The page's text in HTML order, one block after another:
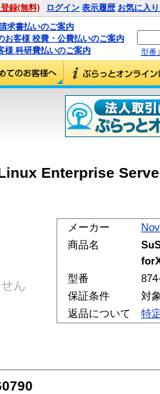
録(無料) ログイン 表示履歴 お気に入
求書払いのご案内
お客様 校費・公費払いのご案内
様 科研費払いのご案内
型番
Enterprise
メーカー
商品名
型番
保証条件
対
返品について
特